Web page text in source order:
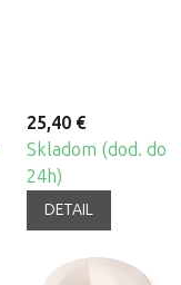
25,40 €
Skladom (dod. do
24h)
DETAIL